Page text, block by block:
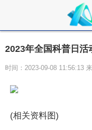
2023年全国科普日
时间：2023-09-08 11:56:13
(相关资料图)